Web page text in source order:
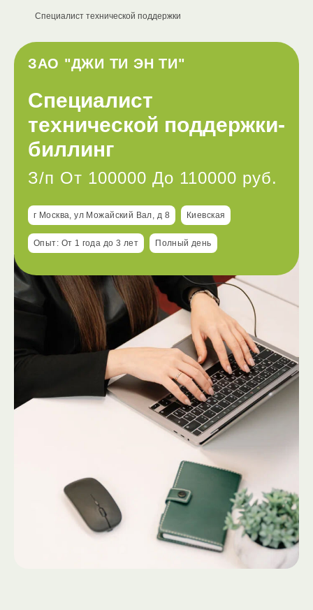
ЗАО "ДЖИ ТИ ЭН ТИ"
Специалист технической поддержки
Специалист
технической поддержки-
биллинг
З/п От 100000 До 110000 руб.
г Москва, ул Можайский Вал, д 8 Киевская
Опыт: От 1 года до 3 лет Полный день